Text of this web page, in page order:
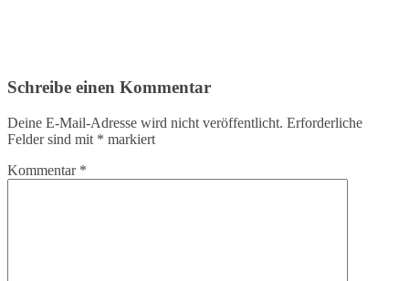
Schreibe einen Kommentar
Deine E-Mail-Adresse wird nicht veröffentlicht. Erforderliche
Felder sind mit * markiert
Kommentar *